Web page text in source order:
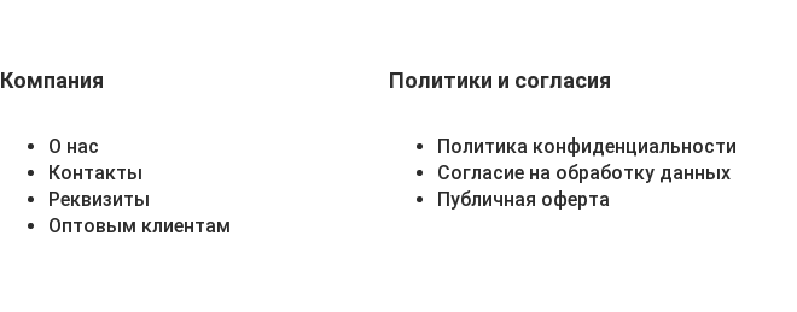
Компания
О нас
Контакты
Реквизиты
Оптовым клиентам
Политики и согласия
Политика конфиденциальности
Согласие на обработку данных
Публичная оферта